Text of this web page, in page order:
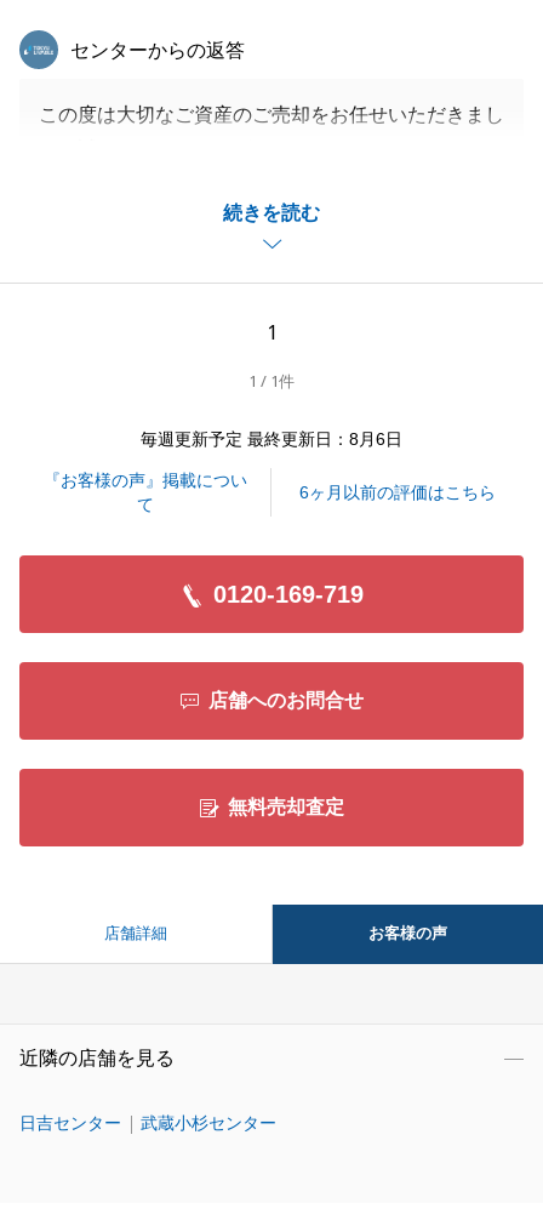
続きを読む
東急リバブル
センターからの返答
この度は大切なご資産のご売却をお任せいただきまし
たが、皆様のご協力もあり、無事に完了することがで
ご尽力いただきまして、誠にありがとうございまし
ございましたら、いつでもお気軽にご連絡くださいま
今後とも末永いお付き合いをよろしくお願いいたしま
す。
閉じる
1
1 / 1件
毎週更新予定 最終更新日：8月6日
『お客様の声』掲載につい
て
6ヶ月以前の評価はこちら
0120-169-719
店舗へのお問合せ
無料売却査定
店舗詳細 お客様の声
近隣の店舗を見る
日吉センター 武蔵小杉センター